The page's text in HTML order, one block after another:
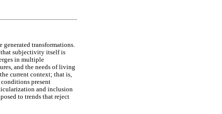
generated transformations.
that subjectivity itself is
in multiple
and the needs of living
current context; that is,
present
and inclusion
to trends that reject